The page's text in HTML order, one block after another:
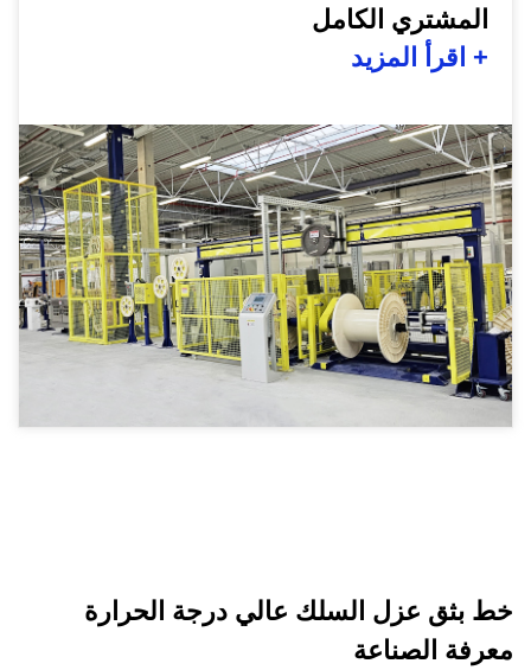
2026-08-
الألياف الضوئية:
خط بثق عزل السلك عالي درجة الحرارة
معرفة الصناعة